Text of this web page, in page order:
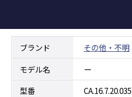
リューズ（クラウン）交
研磨仕上げ・ライトポ
すべて
IWC
カルティエ
ブルガリ
時計が止まる(クォー
時間が遅れる・進む(
ケース・ベルトの傷
東京御徒町店（本店）
府中店
新川崎店
よくある質問
サイトマップ
ブランド
その他・不明
モデル名
ー
型番